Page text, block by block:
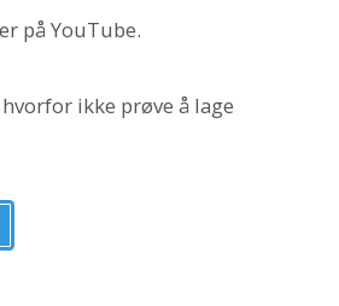
på YouTube.
hvorfor ikke prøve å lage